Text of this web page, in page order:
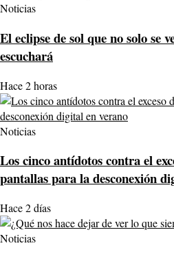
Noticias
El eclipse de sol que no solo se
escuchará
Hace 2 horas
Noticias
Los cinco antídotos contra el
pantallas para la desconexión
Hace 2 días
Noticias